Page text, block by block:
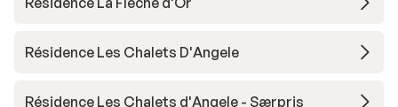
Résidence Les Chalets D'Angele
Résidence Les Chalets d'Angele - Særpris